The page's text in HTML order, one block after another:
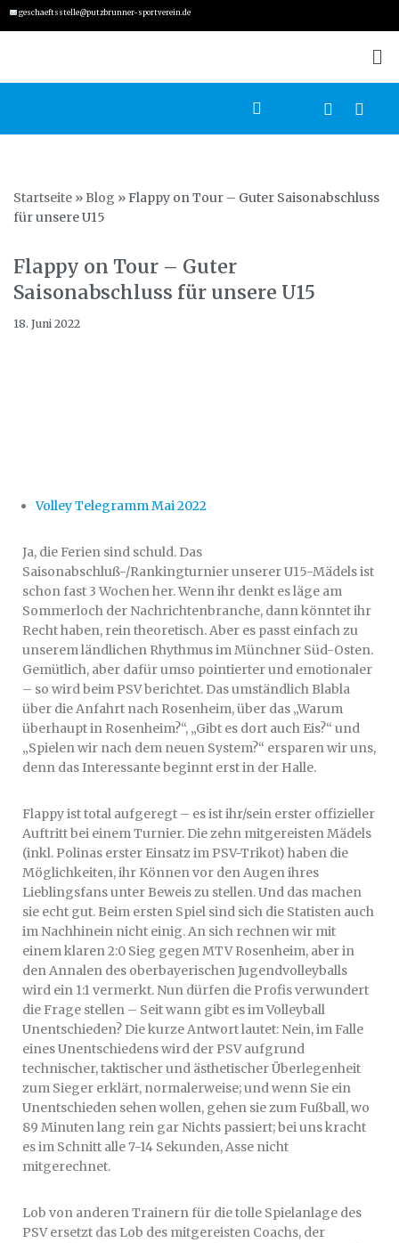
springen
geschaeftsstelle@putzbrunner-sportverein.de
Startseite » Blog »Flappy on Tour – Guter Saisonabschluss
für unsere U15
Flappy on Tour – Guter
Saisonabschluss für unsere U15
18. Juni 2022
Volley Telegramm Mai 2022
Ja, die Ferien sind schuld. Das
Saisonabschluß-/Rankingturnier unserer U15-Mädels ist
schon fast 3 Wochen her. Wenn ihr denkt es läge am
Sommerloch der Nachrichtenbranche, dann könntet ihr
Recht haben, rein theoretisch. Aber es passt einfach zu
unserem ländlichen Rhythmus im Münchner Süd-Osten.
Gemütlich, aber dafür umso pointierter und emotionaler
– so wird beim PSV berichtet. Das umständlich Blabla
über die Anfahrt nach Rosenheim, über das „Warum
überhaupt in Rosenheim?“, „Gibt es dort auch Eis?“ und
„Spielen wir nach dem neuen System?“ ersparen wir uns,
denn das Interessante beginnt erst in der Halle.
Flappy ist total aufgeregt – es ist ihr/sein erster offizieller
Auftritt bei einem Turnier. Die zehn mitgereisten Mädels
(inkl. Polinas erster Einsatz im PSV-Trikot) haben die
Möglichkeiten, ihr Können vor den Augen ihres
Lieblingsfans unter Beweis zu stellen. Und das machen
sie echt gut. Beim ersten Spiel sind sich die Statisten auch
im Nachhinein nicht einig. An sich rechnen wir mit
einem klaren 2:0 Sieg gegen MTV Rosenheim, aber in
den Annalen des oberbayerischen Jugendvolleyballs
wird ein 1:1 vermerkt. Nun dürfen die Profis verwundert
die Frage stellen – Seit wann gibt es im Volleyball
Unentschieden? Die kurze Antwort lautet: Nein, im Falle
eines Unentschiedens wird der PSV aufgrund
technischer, taktischer und ästhetischer Überlegenheit
zum Sieger erklärt, normalerweise; und wenn Sie ein
Unentschieden sehen wollen, gehen sie zum Fußball, wo
89 Minuten lang rein gar Nichts passiert; bei uns kracht
es im Schnitt alle 7-14 Sekunden, Asse nicht
mitgerechnet.
Lob von anderen Trainern für die tolle Spielanlage des
PSV ersetzt das Lob des mitgereisten Coachs, der